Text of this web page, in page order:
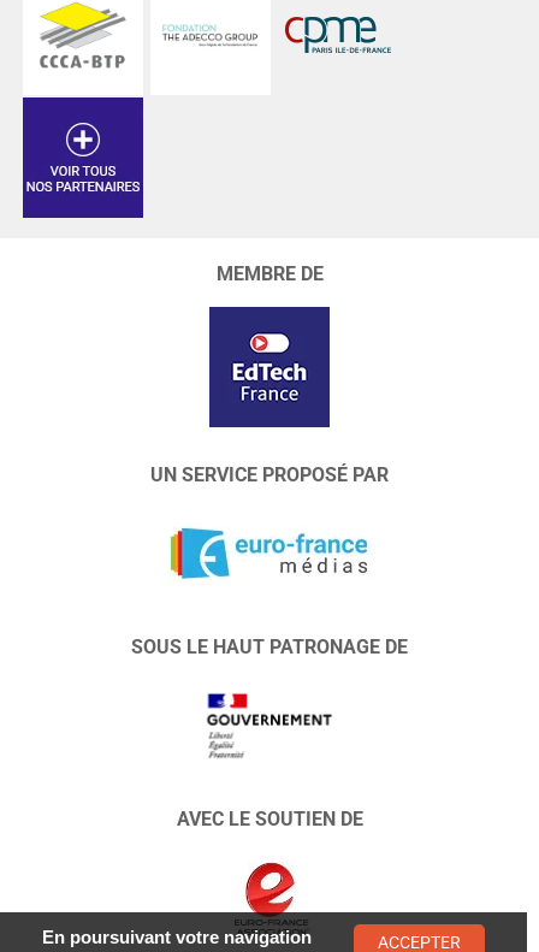
MEMBRE DE
UN SERVICE PROPOSÉ PAR
SOUS LE HAUT PATRONAGE DE
AVEC LE SOUTIEN DE
En poursuivant votre navigation ACCEPTER